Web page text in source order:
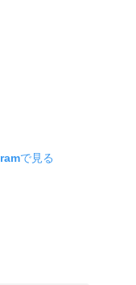
で見る